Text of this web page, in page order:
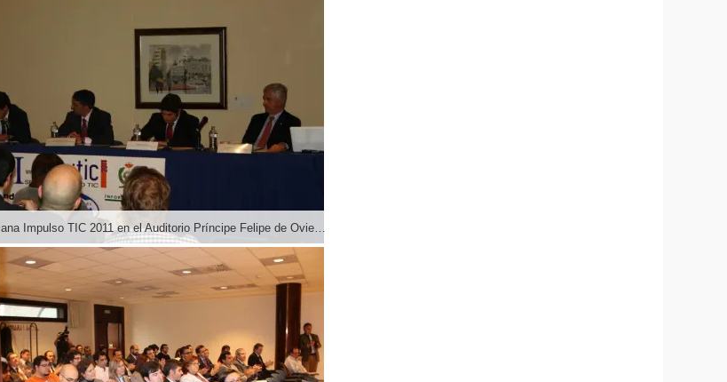
Inauguración de la I Semana Impulso TIC 2011 en el Auditorio Príncipe Felipe de Oviedo